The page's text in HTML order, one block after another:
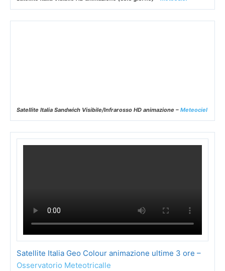
Satellite Italia Infrarosso HD (Animazione) –Meteociel
Satellite Italia Sandwich Visibile/Infrarosso HD animazione –Meteociel